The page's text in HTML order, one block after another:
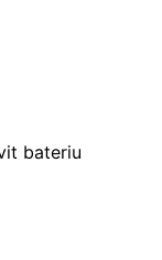
bateriu